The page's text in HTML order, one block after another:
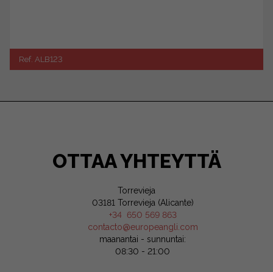
Ref. ALB123
OTTAA YHTEYTTÄ
Torrevieja
03181 Torrevieja (Alicante)
+34 650 569 863
contacto@europeangli.com
maanantai - sunnuntai:
08:30 - 21:00